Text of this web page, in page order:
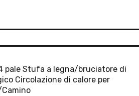
pale Stufa a legna/bruciatore di
Circolazione di calore per